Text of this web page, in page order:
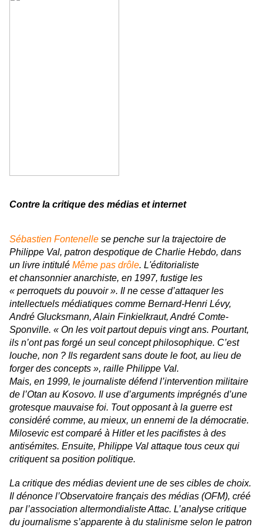
Contre la critique des médias et internet
Sébastien Fontenelle se penche sur la trajectoire de
Philippe Val, patron despotique de Charlie Hebdo, dans
un livre intitulé Même pas drôle. L'éditorialiste
et chansonnier anarchiste, en 1997, fustige les
« perroquets du pouvoir ». Il ne cesse d’attaquer les
intellectuels médiatiques comme Bernard-Henri Lévy,
André Glucksmann, Alain Finkielkraut, André Comte-
Sponville. « On les voit partout depuis vingt ans. Pourtant,
ils n’ont pas forgé un seul concept philosophique. C’est
louche, non ? Ils regardent sans doute le foot, au lieu de
forger des concepts », raille Philippe Val.
Mais, en 1999, le journaliste défend l’intervention militaire
de l’Otan au Kosovo. Il use d’arguments imprégnés d’une
grotesque mauvaise foi. Tout opposant à la guerre est
considéré comme, au mieux, un ennemi de la démocratie.
Milosevic est comparé à Hitler et les pacifistes à des
antisémites. Ensuite, Philippe Val attaque tous ceux qui
critiquent sa position politique.
La critique des médias devient une de ses cibles de choix.
Il dénonce l’Observatoire français des médias (OFM), créé
par l’association altermondialiste Attac. L’analyse critique
du journalisme s’apparente à du stalinisme selon le patron